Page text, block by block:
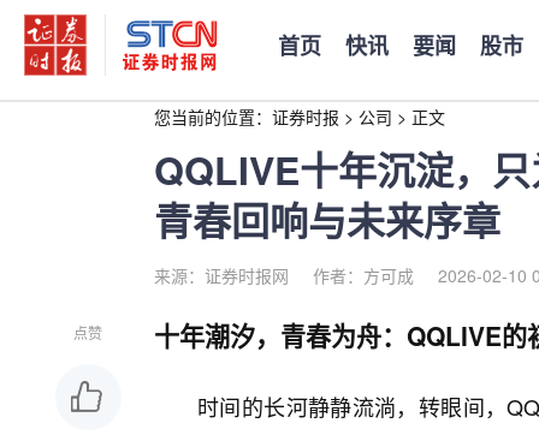
首页 快讯 要闻 股市
您当前的位置： 证券时报 > 公司 > 正文
QQLIVE十年沉淀，
青春回响与未来序章
来源：证券时报网 作者：方可成 2026-02-10
点赞 十年潮汐，青春为舟：QQLIVE的
时间的长河静静流淌，转眼间，